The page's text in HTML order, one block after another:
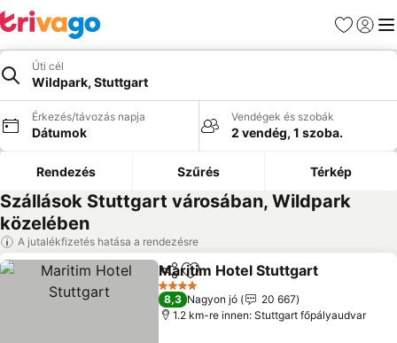
Kedvencek
Úti cél
Wildpark, Stuttgart
Érkezés/távozás napja
Dátumok
Vendégek és szobák
2 vendég, 1 szoba.
Rendezés Szűrés Térkép
Szállások Stuttgart városában, Wildpark
közelében
A jutalékfizetés hatása a rendezésre
Megosztás
Hozzáadás a kedvencekhez
Maritim Hotel Stuttgart
4 Kategória
8,3 Nagyon jó
20 667
1.2 km-re innen: Stuttgart főpályaudvar